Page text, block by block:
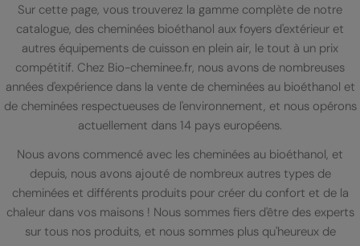
Sur cette page, vous trouverez la gamme complète de notre
catalogue, des cheminées bioéthanol aux foyers d'extérieur et
autres équipements de cuisson en plein air, le tout à un prix
compétitif. Chez Bio-cheminee.fr, nous avons de nombreuses
années d'expérience dans la vente de cheminées au bioéthanol et
de cheminées respectueuses de l'environnement, et nous opérons
actuellement dans 14 pays européens.
Nous avons commencé avec les cheminées au bioéthanol, et
depuis, nous avons ajouté de nombreux autres types de
cheminées et différents produits pour créer du confort et de la
chaleur dans vos maisons ! Nous sommes fiers d'être des experts
sur tous nos produits, et nous sommes plus qu'heureux de